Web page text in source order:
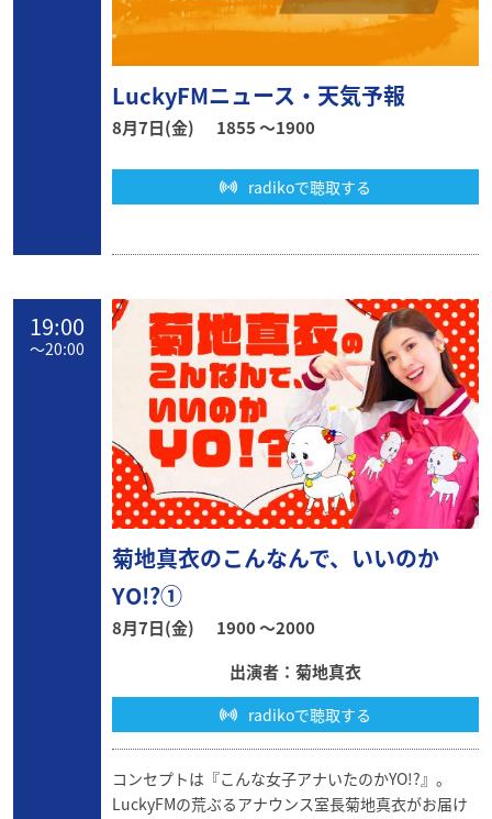
LuckyFMニュース・天気予報
8月7日(金) 1855 〜1900
radikoで聴取する
19:00
〜20:00
菊地真衣のこんなんで、いいのか
YO!?①
8月7日(金)
1900 〜2000
出演者：菊地真衣
radikoで聴取する
コンセプトは『こんな女子アナいたのかYO!?』。
LuckyFMの荒ぶるアナウンス室長菊地真衣がお届け